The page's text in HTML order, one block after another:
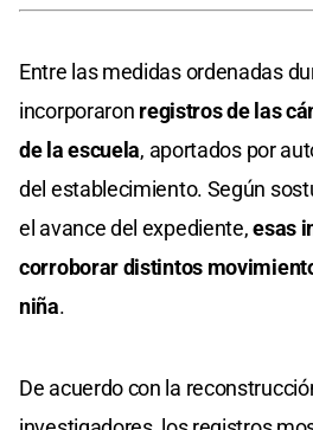
Entre las medidas ordenadas
incorporaron registros de las
de la escuela, aportados por
del establecimiento. Según
el avance del expediente,esas
corroborar distintos
niña.
De acuerdo con la